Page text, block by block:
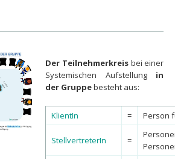
Der Teilnehmerkreisbei einer
Systemischen Aufstellung in
der Gruppebesteht aus:
KlientIn = Person
StellvertreterIn =